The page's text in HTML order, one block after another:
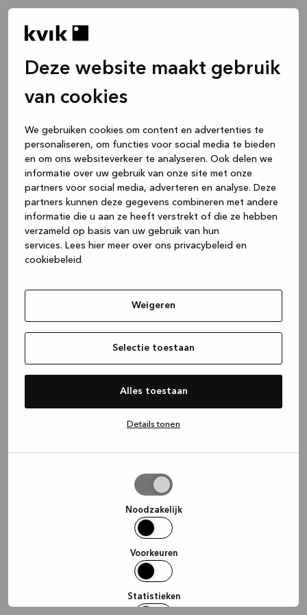
Deze website maakt gebruik
van cookies
We gebruiken cookies om content en advertenties te
personaliseren, om functies voor social media te bieden
en om ons websiteverkeer te analyseren. Ook delen we
informatie over uw gebruik van onze site met onze
partners voor social media, adverteren en analyse. Deze
partners kunnen deze gegevens combineren met andere
informatie die u aan ze heeft verstrekt of die ze hebben
verzameld op basis van uw gebruik van hun
services. Lees hier meer over ons privacybeleid en
cookiebeleid
Weigeren
Selectie toestaan
Alles toestaan
Details tonen
Noodzakelijk
Voorkeuren
Statistieken
(see the browser console for more
information).